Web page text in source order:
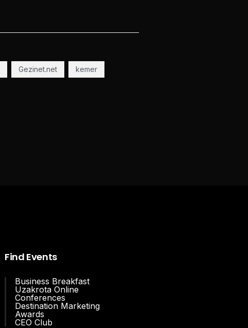
Gezinet.net kemer
Find Events
Business Breakfast
Uzakrota Online
Conferences
Destination Marketing
Awards
CEO Club